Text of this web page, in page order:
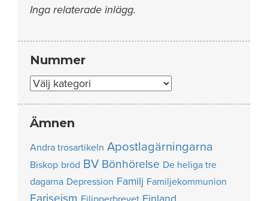
Inga relaterade inlägg.
Nummer
Nummer
Ämnen
Andra trosartikeln Apostlagärningarna
Biskop bröd BV Bönhörelse De heliga tre
dagarna Depression Familj Familjekommunion
Fariseism